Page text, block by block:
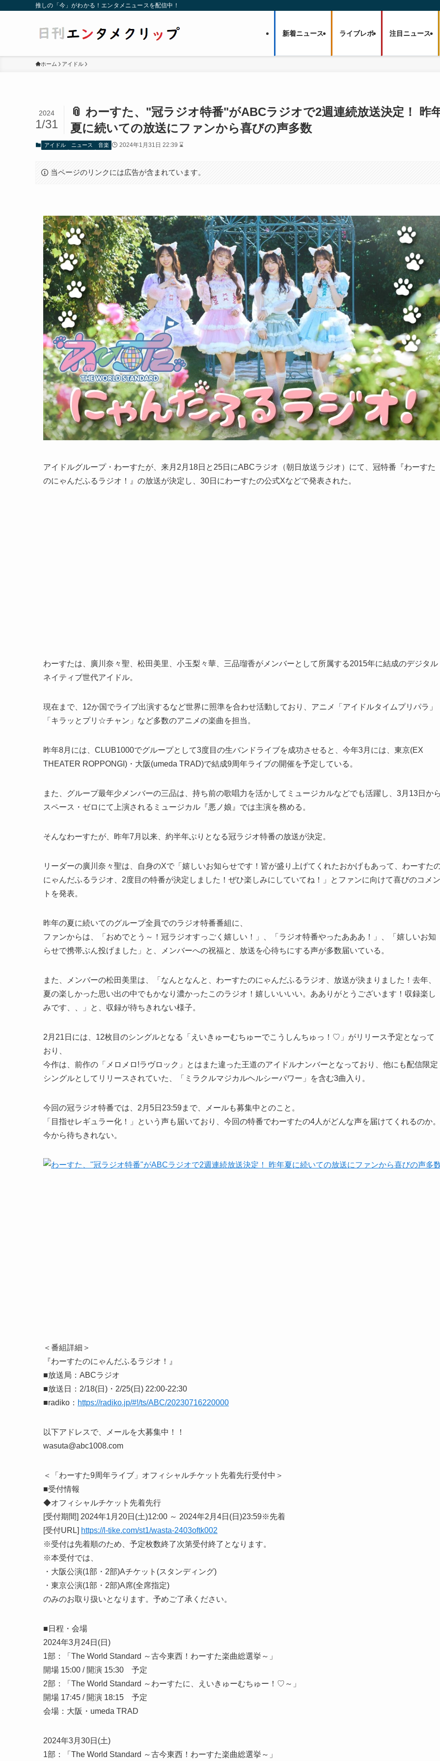
推しの「今」がわかる！エンタメニュースを配信中！
新着ニュース ライブレポ 注目ニュース
ホーム アイドル
📎 わーすた、"冠ラジオ特番"がABCラジオで2週連続放送決定！ 昨
夏に続いての放送にファンから喜びの声多数
2024
1/31
アイドル ニュース 音楽 2024年1月31日 22:39 ⌛
当ページのリンクには広告が含まれています。
アイドルグループ・わーすたが、来月2月18日と25日にABCラジオ（朝日放送ラジオ）にて、冠特番『わーすた
のにゃんだふるラジオ！』の放送が決定し、30日にわーすたの公式Xなどで発表された。
わーすたは、廣川奈々聖、松田美里、小玉梨々華、三品瑠香がメンバーとして所属する2015年に結成のデジタル
ネイティブ世代アイドル。
現在まで、12か国でライブ出演するなど世界に照準を合わせ活動しており、アニメ「アイドルタイムプリパラ」
「キラッとプリ☆チャン」など多数のアニメの楽曲を担当。
昨年8月には、CLUB1000でグループとして3度目の生バンドライブを成功させると、今年3月には、東京(EX
THEATER ROPPONGI)・大阪(umeda TRAD)で結成9周年ライブの開催を予定している。
また、グループ最年少メンバーの三品は、持ち前の歌唱力を活かしてミュージカルなどでも活躍し、3月13日か
スペース・ゼロにて上演されるミュージカル『悪ノ娘』では主演を務める。
そんなわーすたが、昨年7月以来、約半年ぶりとなる冠ラジオ特番の放送が決定。
リーダーの廣川奈々聖は、自身のXで「嬉しいお知らせです！皆が盛り上げてくれたおかげもあって、わーすた
にゃんだふるラジオ、2度目の特番が決定しました！ぜひ楽しみにしていてね！」とファンに向けて喜びのコメン
トを発表。
昨年の夏に続いてのグループ全員でのラジオ特番番組に、
ファンからは、「おめでとう～！冠ラジオすっごく嬉しい！」、「ラジオ特番やったあああ！」、「嬉しいお知
らせで携帯ぶん投げました」と、メンバーへの祝福と、放送を心待ちにする声が多数届いている。
また、メンバーの松田美里は、「なんとなんと、わーすたのにゃんだふるラジオ、放送が決まりました！去年、
夏の楽しかった思い出の中でもかなり濃かったこのラジオ！嬉しいいいい。あありがとうございます！収録楽し
みです、、」と、収録が待ちきれない様子。
2月21日には、12枚目のシングルとなる「えいきゅーむちゅーでこうしんちゅっ！♡」がリリース予定となって
おり、
今作は、前作の「メロメロ!ラヴロック」とはまた違った王道のアイドルナンバーとなっており、他にも配信限定
シングルとしてリリースされていた、「ミラクルマジカルヘルシーパワー」を含む3曲入り。
今回の冠ラジオ特番では、2月5日23:59まで、メールも募集中とのこと。
「目指せレギュラー化！」という声も届いており、今回の特番でわーすたの4人がどんな声を届けてくれるのか。
今から待ちきれない。
＜番組詳細＞
『わーすたのにゃんだふるラジオ！』
■放送局：ABCラジオ
■放送日：2/18(日)・2/25(日) 22:00-22:30
■radiko： https://radiko.jp/#!/ts/ABC/20230716220000
以下アドレスで、メールを大募集中！！
wasuta@abc1008.com
＜「わーすた9周年ライブ」オフィシャルチケット先着先行受付中＞
■受付情報
◆オフィシャルチケット先着先行
[受付期間] 2024年1月20日(土)12:00 ～ 2024年2月4日(日)23:59※先着
[受付URL] https://l-tike.com/st1/wasta-2403oftk002
※受付は先着順のため、予定枚数終了次第受付終了となります。
※本受付では、
・大阪公演(1部・2部)Aチケット(スタンディング)
・東京公演(1部・2部)A席(全席指定)
のみのお取り扱いとなります。予めご了承ください。
■日程・会場
2024年3月24日(日)
1部：「The World Standard ～古今東西！わーすた楽曲総選挙～」
開場 15:00 / 開演 15:30 予定
2部：「The World Standard ～わーすたに、えいきゅーむちゅー！♡～」
開場 17:45 / 開演 18:15 予定
会場：大阪・umeda TRAD
2024年3月30日(土)
1部：「The World Standard ～古今東西！わーすた楽曲総選挙～」